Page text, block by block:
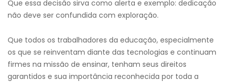
Que essa decisão sirva como alerta e exemplo: dedicação
não deve ser confundida com exploração.
Que todos os trabalhadores da educação, especialmente
os que se reinventam diante das tecnologias e continuam
firmes na missão de ensinar, tenham seus direitos
garantidos e sua importância reconhecida por toda a